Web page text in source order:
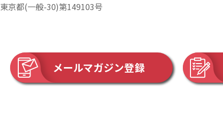
東京都(一般-30)第149103号
メールマガジン登録